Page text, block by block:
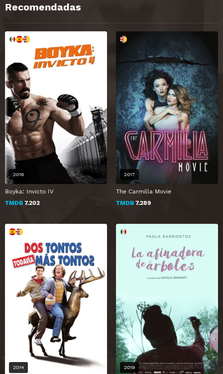
Recomendadas
Boyka: Invicto IV
TMDB 7.202
2016
The Carmilla Movie
TMDB 7.289
2017
2014 2019